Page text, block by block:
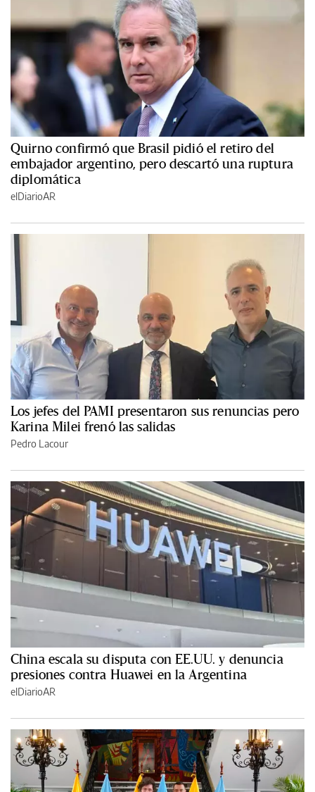
Quirno confirmó que Brasil pidió el retiro del
embajador argentino, pero descartó una ruptura
diplomática
elDiarioAR
Los jefes del PAMI presentaron sus renuncias pero
Karina Milei frenó las salidas
Pedro Lacour
China escala su disputa con EE.UU. y denuncia
presiones contra Huawei en la Argentina
elDiarioAR